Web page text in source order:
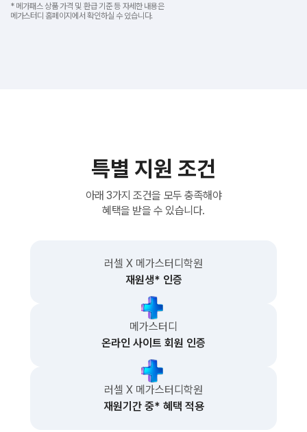
* 메가패스 상품 가격 및 환급 기준 등 자세한 내용은
메가스터디 홈페이지에서 확인하실 수 있습니다.
특별 지원 조건
아래 3가지 조건을 모두 충족해야
혜택을 받을 수 있습니다.
러셀 X 메가스터디학원
재원생* 인증
메가스터디
온라인 사이트 회원 인증
러셀 X 메가스터디학원
재원기간 중* 혜택 적용